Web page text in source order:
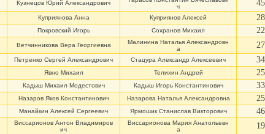
Кузнецов Юрий Александрович
ч
Куприянова Анна Куприянов Алексей
Покровский Игорь Сохранов Михаил
Ветчинникова Вера Георгиевна
Малинина Наталья Александровн
а
Петренко Сергей Александрович Стацура Александр Алексеевич
Явно Михаил Телихин Андрей
Кадыш Михаил Модестович Кадыш Игорь Константинович
Назаров Яков Константинович Назарова Наталья Александровна
Манайкин Алексей Сергеевич Ярмошик Станислав Викторович
Виссарионов Антон Владимиров
ич
Виссарионова Мария Анатольевн
а